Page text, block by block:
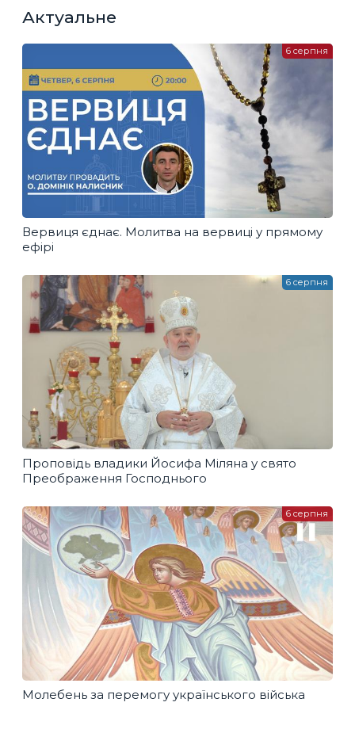
Актуальне
Вервиця єднає. Молитва на вервиці у прямому
ефірі
6 серпня
Проповідь владики Йосифа Міляна у свято
Преображення Господнього
6 серпня
Молебень за перемогу українського війська
6 серпня